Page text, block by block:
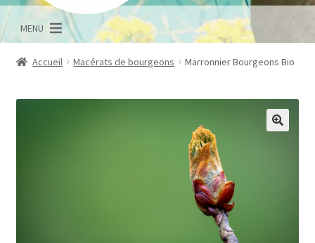
MENU
Accueil Macérats de bourgeons Marronnier Bourgeons Bio